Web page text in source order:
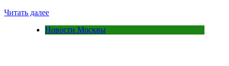
Читать далее
Новости Москвы